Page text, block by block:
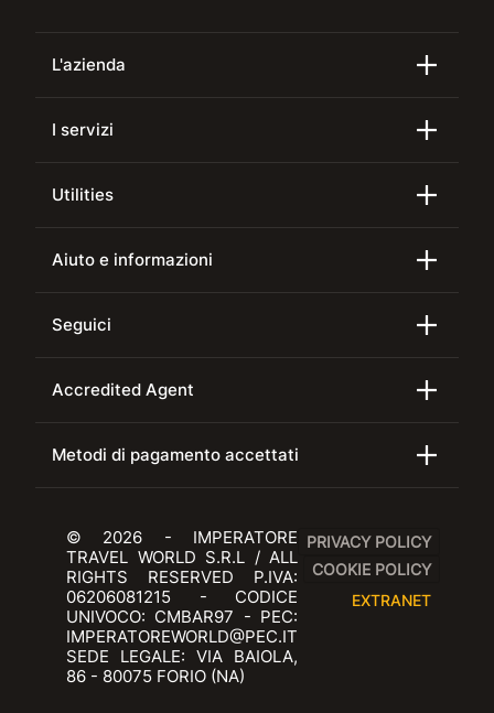
L'azienda
I servizi
Utilities
Aiuto e informazioni
Seguici
Accredited Agent
Metodi di pagamento accettati
© 2026 - IMPERATORE
TRAVEL WORLD S.R.L / ALL
RIGHTS RESERVED P.IVA:
06206081215 - CODICE
UNIVOCO: CMBAR97 - PEC:
IMPERATOREWORLD@PEC.IT
SEDE LEGALE: VIA BAIOLA,
86 - 80075 FORIO (NA)
PRIVACY POLICY
COOKIE POLICY
EXTRANET